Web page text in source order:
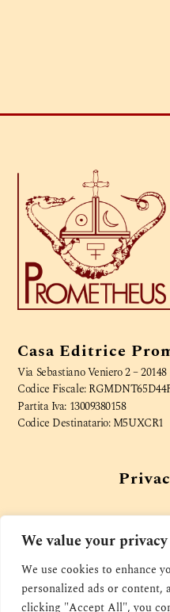
We value your privacy
We use cookies to enhance
personalized ads or
clicking "Accept All", you
Casa Editrice
Via Sebastiano Veniero 2 –
Codice Fiscale:
Partita Iva: 13009380158
Codice Destinatario: M5UXCR1